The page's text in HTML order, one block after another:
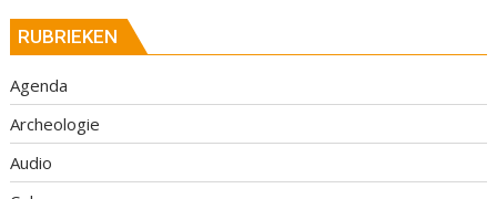
RUBRIEKEN
Agenda
Archeologie
Audio